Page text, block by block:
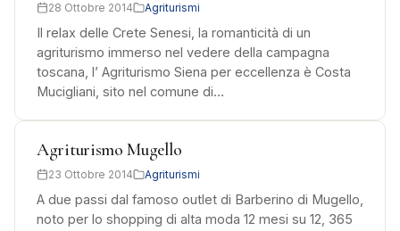
28 Ottobre 2014 Agriturismi
Il relax delle Crete Senesi, la romanticità di un
agriturismo immerso nel vedere della campagna
toscana, l’ Agriturismo Siena per eccellenza è Costa
Mucigliani, sito nel comune di…
Agriturismo Mugello
23 Ottobre 2014 Agriturismi
A due passi dal famoso outlet di Barberino di Mugello,
noto per lo shopping di alta moda 12 mesi su 12, 365